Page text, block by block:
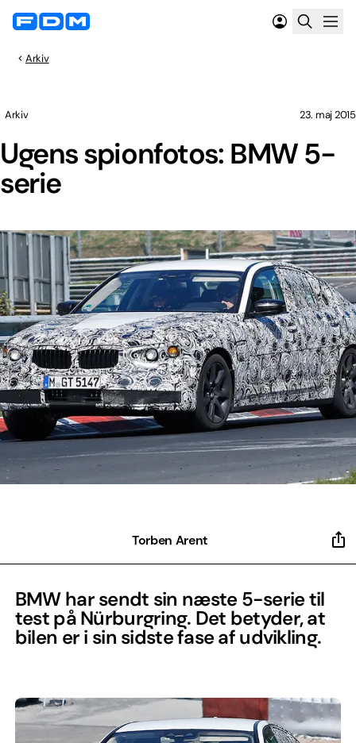
Arkiv
Ugens spionfotos: BMW 5-
serie
Arkiv 23. maj 2015
Torben Arent
BMW har sendt sin næste 5-serie til
test på Nürburgring. Det betyder, at
bilen er i sin sidste fase af udvikling.